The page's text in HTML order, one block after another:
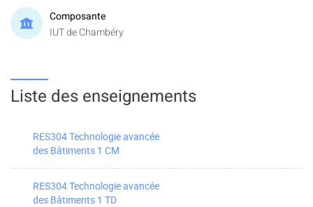
Composante
IUT de Chambéry
Liste des enseignements
RES304 Technologie avancée
des Bâtiments 1 CM
RES304 Technologie avancée
des Bâtiments 1 TD